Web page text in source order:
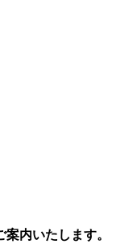
内いたします。